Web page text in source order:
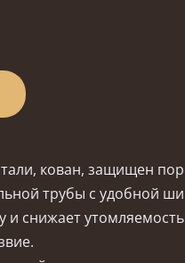
кован, защищен
трубы с удобной
и снижает